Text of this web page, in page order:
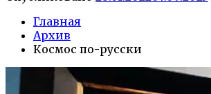
Главная
Архив
Космос по-русски